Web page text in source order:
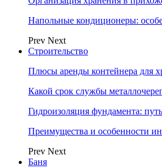
Напольные кондиционеры:
Prev Next
Строительство
Плюсы аренды контейнера для
Какой срок службы
Гидроизоляция фундамента:
Преимущества и особенности
Prev Next
Баня